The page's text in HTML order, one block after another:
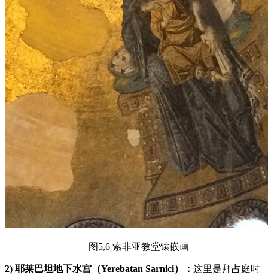
图5,6 索非亚教堂镶嵌画
2) 耶莱巴坦地下水宫（Yerebatan Sarnici）： 这里是拜占庭时